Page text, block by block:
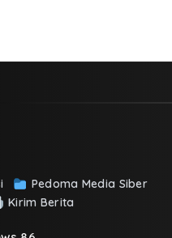
Pedoma Media Siber
Kirim Berita